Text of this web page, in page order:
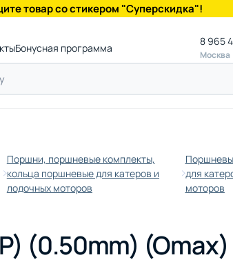
товар со стикером "Суперскидка"!
Бонусная программа 8 965
Москва
Поршни, поршневые комплекты,
кольца поршневые для катеров и
лодочных моторов
для
моторов
(0.50mm) (Omax)